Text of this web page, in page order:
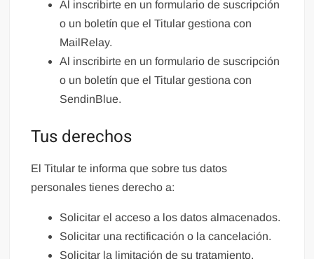
Al inscribirte en un formulario de suscripción
o un boletín que el Titular gestiona con
MailRelay.
Al inscribirte en un formulario de suscripción
o un boletín que el Titular gestiona con
SendinBlue.
Tus derechos
El Titular te informa que sobre tus datos
personales tienes derecho a:
Solicitar el acceso a los datos almacenados.
Solicitar una rectificación o la cancelación.
Solicitar la limitación de su tratamiento.